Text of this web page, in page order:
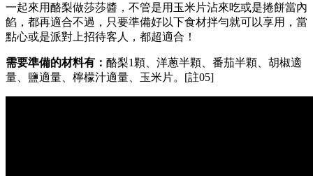
一起來用酪梨做莎莎醬，不管是用玉米片沾來吃或是捲餅當內
餡，都再適合不過，只要準備好以下食材拌勻就可以享用，當
點心或是派對上招待客人，都超適合！
需要準備的材料有： 酪梨1顆、洋蔥半顆、番茄半顆、胡椒適
量、鹽適量、檸檬汁適量、玉米片。[註05]